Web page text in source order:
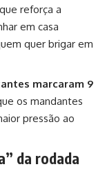
reforça a
em casa
quer brigar em
marcaram 9
os mandantes
pressão ao
da rodada